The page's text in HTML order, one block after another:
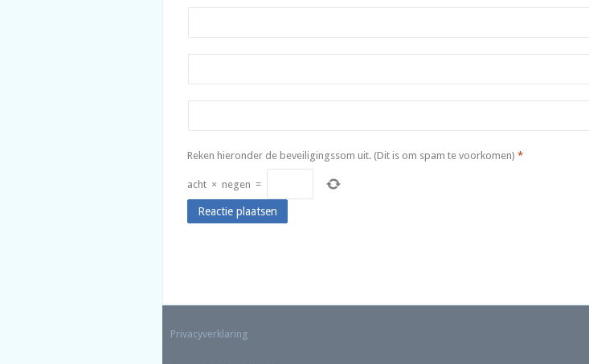
Reken hieronder de beveiligingssom uit. (Dit is om spam te voorkomen) *
acht × negen =
Privacyverklaring